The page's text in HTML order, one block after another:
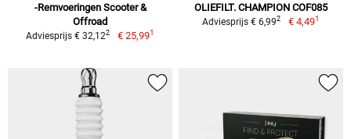
-Remvoeringen Scooter &
Offroad
Adviesprijs € 32,122 € 25,991
OLIEFILT. CHAMPION COF085
Adviesprijs € 6,992 € 4,491